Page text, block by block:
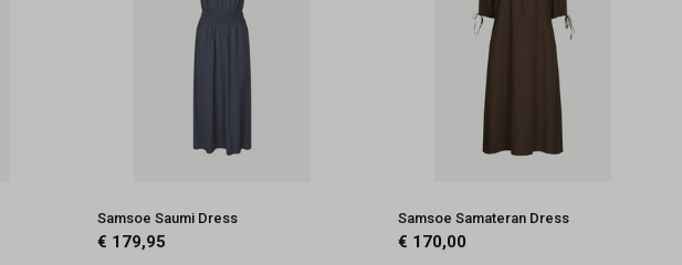
Samsoe Saumi Dress
€ 179,95
Samsoe Samateran Dress
€ 170,00